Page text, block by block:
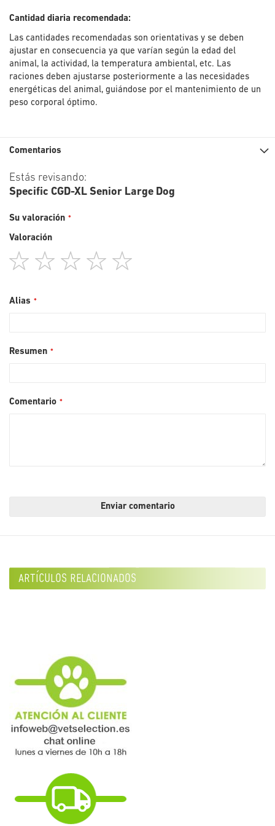
Cantidad diaria recomendada:
Las cantidades recomendadas son orientativas y se deben
ajustar en consecuencia ya que varían según la edad del
animal, la actividad, la temperatura ambiental, etc. Las
raciones deben ajustarse posteriormente a las necesidades
energéticas del animal, guiándose por el mantenimiento de un
peso corporal óptimo.
Comentarios
Estás revisando:
Specific CGD-XL Senior Large Dog
Su valoración
Valoración
1
star
2
stars
3
stars
4
stars
Alias
Resumen
Comentario
Enviar comentario
artículos relacionados